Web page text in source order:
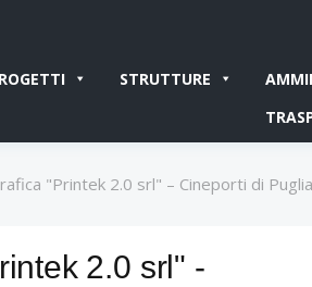
STRUTTURE
"Printek 2.0 srl" – Cineporti di Puglia
2.0 srl" -